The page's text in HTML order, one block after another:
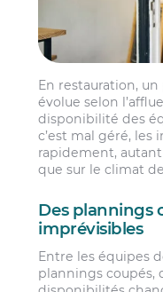
En restauration,
évolue selon
disponibilité des
c’est mal géré, les
rapidement,
que sur le climat
Des plannings
imprévisibles
Entre les équipes
plannings coupés,